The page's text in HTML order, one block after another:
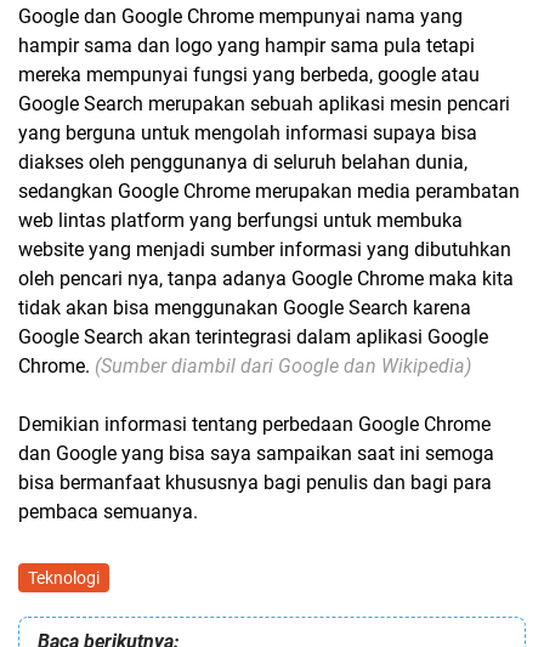
Google dan Google Chrome mempunyai nama yang
hampir sama dan logo yang hampir sama pula tetapi
mereka mempunyai fungsi yang berbeda, google atau
Google Search merupakan sebuah aplikasi mesin pencari
yang berguna untuk mengolah informasi supaya bisa
diakses oleh penggunanya di seluruh belahan dunia,
sedangkan Google Chrome merupakan media perambatan
web lintas platform yang berfungsi untuk membuka
website yang menjadi sumber informasi yang dibutuhkan
oleh pencari nya, tanpa adanya Google Chrome maka kita
tidak akan bisa menggunakan Google Search karena
Google Search akan terintegrasi dalam aplikasi Google
Chrome. (Sumber diambil dari Google dan Wikipedia)
Demikian informasi tentang perbedaan Google Chrome
dan Google yang bisa saya sampaikan saat ini semoga
bisa bermanfaat khususnya bagi penulis dan bagi para
pembaca semuanya.
Teknologi
Baca berikutnya: